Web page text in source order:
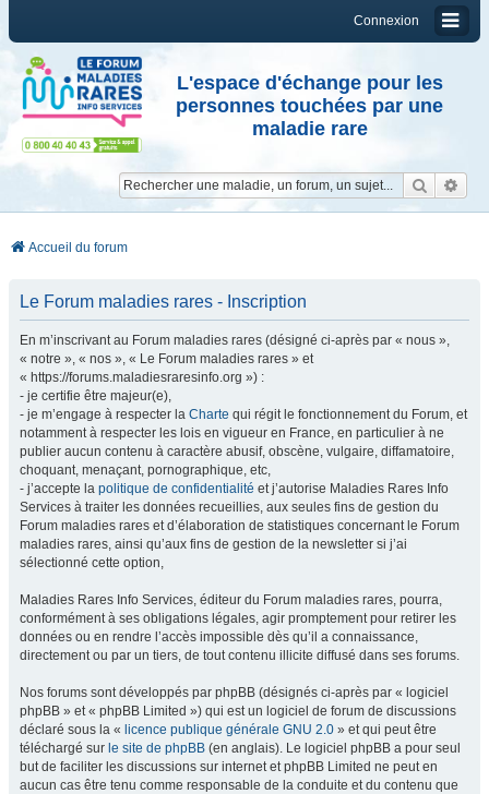
Connexion
L'espace d'échange pour les
personnes touchées par une
maladie rare
Accueil du forum
Le Forum maladies rares - Inscription
En m’inscrivant au Forum maladies rares (désigné ci-après par « nous »,
« notre », « nos », « Le Forum maladies rares » et
« https://forums.maladiesraresinfo.org ») :
- je certifie être majeur(e),
- je m’engage à respecter la Charte qui régit le fonctionnement du Forum, et
notamment à respecter les lois en vigueur en France, en particulier à ne
publier aucun contenu à caractère abusif, obscène, vulgaire, diffamatoire,
choquant, menaçant, pornographique, etc,
- j’accepte la politique de confidentialité et j’autorise Maladies Rares Info
Services à traiter les données recueillies, aux seules fins de gestion du
Forum maladies rares et d’élaboration de statistiques concernant le Forum
maladies rares, ainsi qu’aux fins de gestion de la newsletter si j’ai
sélectionné cette option,
Maladies Rares Info Services, éditeur du Forum maladies rares, pourra,
conformément à ses obligations légales, agir promptement pour retirer les
données ou en rendre l’accès impossible dès qu’il a connaissance,
directement ou par un tiers, de tout contenu illicite diffusé dans ses forums.
Nos forums sont développés par phpBB (désignés ci-après par « logiciel
phpBB » et « phpBB Limited ») qui est un logiciel de forum de discussions
déclaré sous la « licence publique générale GNU 2.0 » et qui peut être
téléchargé sur le site de phpBB (en anglais). Le logiciel phpBB a pour seul
but de faciliter les discussions sur internet et phpBB Limited ne peut en
aucun cas être tenu comme responsable de la conduite et du contenu que